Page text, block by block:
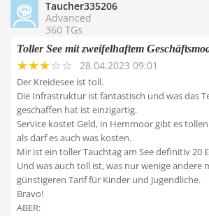
Taucher335206
Advanced
360 TGs
Toller See mit zweifelhaftem
28.04.2023 09:01
Der Kreidesee ist toll.
Die Infrastruktur ist fantastisch und was das
geschaffen hat ist einzigartig.
Service kostet Geld, in Hemmoor gibt es
als darf es auch was kosten.
Mir ist ein toller Tauchtag am See definitiv 20
Und was auch toll ist, was nur wenige andere
günstigeren Tarif für Kinder und Jugendliche.
Bravo!
ABER: